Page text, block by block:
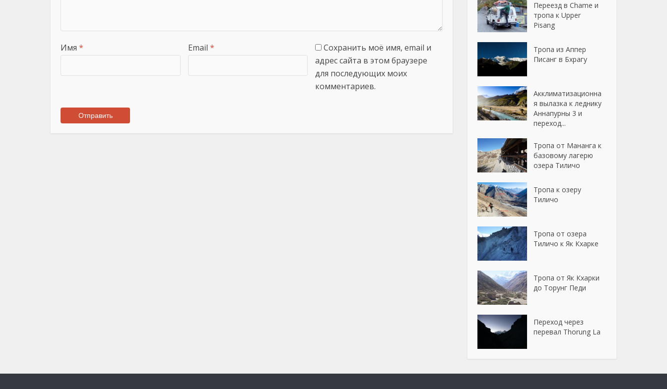
Имя * Email *
Сохранить моё имя, email и
адрес сайта в этом браузере
для последующих моих
комментариев.
Переезд в Chame и
тропа к Upper
Pisang
Тропа из Аппер
Писанг в Бхрагу
Акклиматизационна
я вылазка к леднику
Аннапурны 3 и
переход...
Тропа от Мананга к
базовому лагерю
озера Тиличо
Тропа к озеру
Тиличо
Тропа от озера
Тиличо к Як Кхарке
Тропа от Як Кхарки
до Торунг Педи
Переход через
перевал Thorung La